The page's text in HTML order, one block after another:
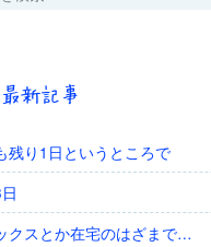
最新記事
残り1日というところで
クスとか在宅のはざまで…